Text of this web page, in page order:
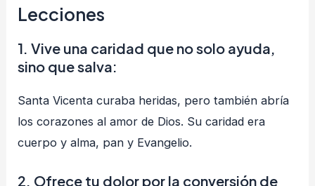
Lecciones
1. Vive una caridad que no solo ayuda,
sino que salva:
Santa Vicenta curaba heridas, pero también abría
los corazones al amor de Dios. Su caridad era
cuerpo y alma, pan y Evangelio.
2. Ofrece tu dolor por la conversión de